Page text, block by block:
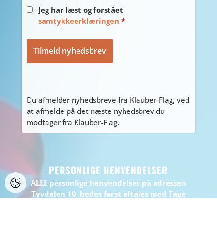
Jeg har læst og forstået
samtykkeerklæringen *
Du afmelder nyhedsbreve fra Klauber-Flag, ved
at afmelde på det næste nyhedsbrev du
modtager fra Klauber-Flag.
PERSONLIGE HENVENDELSER
ALLE personlige henvendelser på adressen
Tyvdalen 10, bedes først aftales med Tage